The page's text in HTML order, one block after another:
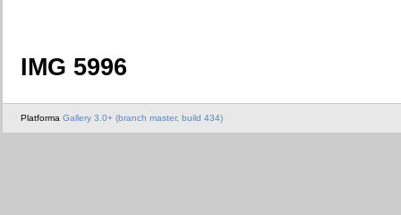
IMG 5996
Platforma Gallery 3.0+ (branch master, build 434)